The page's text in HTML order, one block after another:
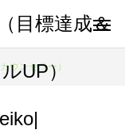
目標達成＆
UP）
ウンセラー）